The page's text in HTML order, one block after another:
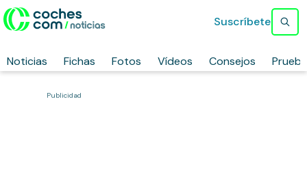
Noticias Fichas Fotos Vídeos Consejos
Suscríbete
Publicidad